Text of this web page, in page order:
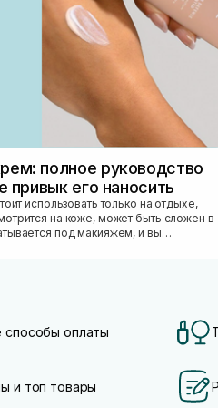
полное руководство
привык его наносить
использовать только на отдыхе,
на коже, может быть сложен в
под макияжем, и вы
способы оплаты
и топ товары